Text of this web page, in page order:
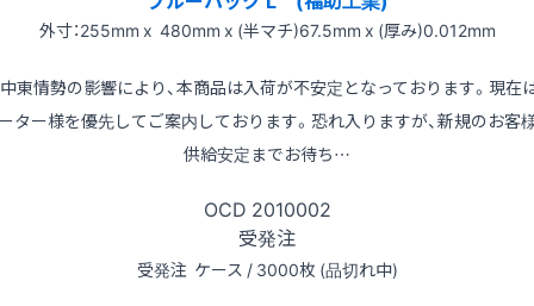
外寸：255mm x 480mm x (半マチ)67.5mm x (厚み)0.012mm
東情勢の影響により、本商品は入荷が不安定となっております。現在
ター様を優先してご案内しております。恐れ入りますが、新規のお客
供給安定までお待ち…
OCD 2010002
受発注
受発注 ケース / 3000枚 (品切れ中)